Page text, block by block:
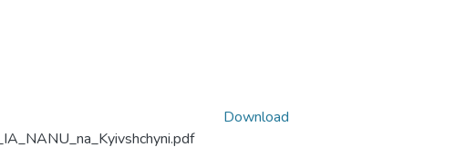
Download